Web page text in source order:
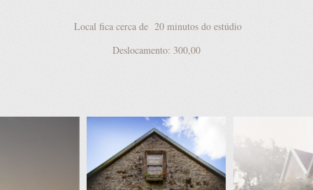
Local fica cerca de 20 minutos do estúdio
Deslocamento: 300,00